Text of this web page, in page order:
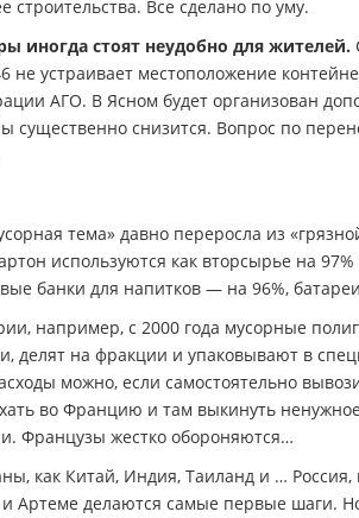
строительства. Все сделано по уму.
иногда стоят неудобно для жителей.
не устраивает местоположение
АГО. В Ясном будет организован
существенно снизится. Вопрос по
тема» давно переросла из
используются как вторсырье на
банки для напитков — на 96%,
например, с 2000 года мусорные
делят на фракции и упаковывают в
можно, если самостоятельно
во Францию и там выкинуть
Французы жестко обороняются…
как Китай, Индия, Таиланд и …
Артеме делаются самые первые шаги.